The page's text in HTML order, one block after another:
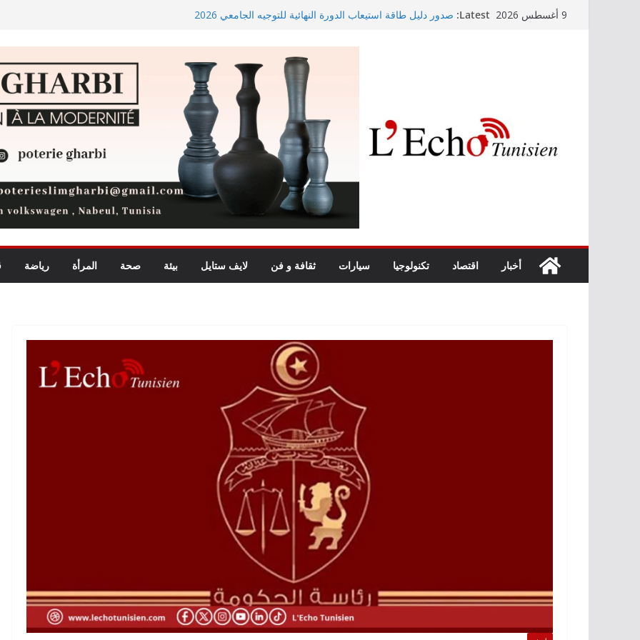
9 أغسطس 2026 Latest: صدور دليل طاقة استيعاب الدورة النهائية للتوجيه الجامعي 2026
وزير التجهيز يتفقد سير أشغال مشروع المدخل الجنوبي للعاصمة
وزارة الأسرة: نسعى لاستكمال دراسة ميدانية حول ظاهرة تسول
أخبار اقتصاد تكنولوجيا سيارات ثقافة و فن لايف ستايل بيئة صحة المرأة رياضة